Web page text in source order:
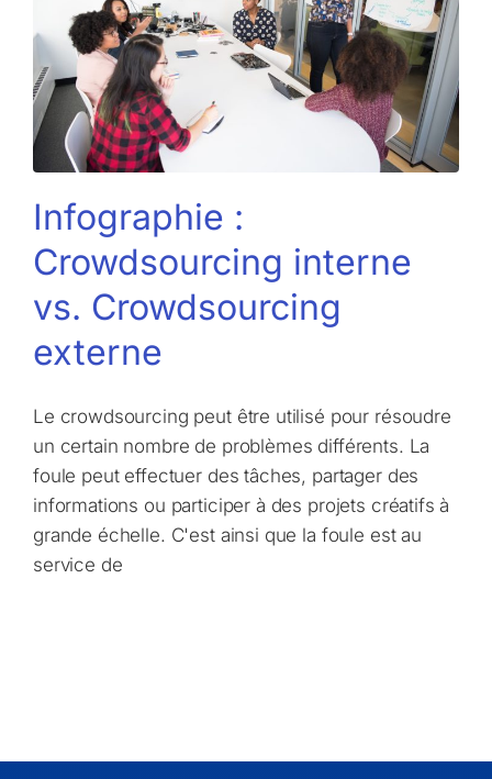
Infographie :
Crowdsourcing interne
vs. Crowdsourcing
externe
Le crowdsourcing peut être utilisé pour résoudre
un certain nombre de problèmes différents. La
foule peut effectuer des tâches, partager des
informations ou participer à des projets créatifs à
grande échelle. C'est ainsi que la foule est au
service de